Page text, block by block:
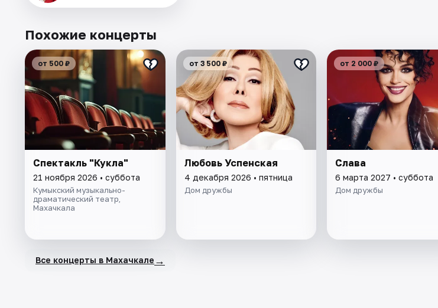
Похожие концерты
от 500 ₽
Спектакль "Кукла"
21 ноября 2026 • суббота
Кумыкский музыкально-
драматический театр,
Махачкала
от 3 500 ₽
Любовь Успенская
4 декабря 2026 • пятница
Дом дружбы
от 2 000 ₽
Слава
6 марта 2027 • суббота
Дом дружбы
Все концерты в Махачкале →